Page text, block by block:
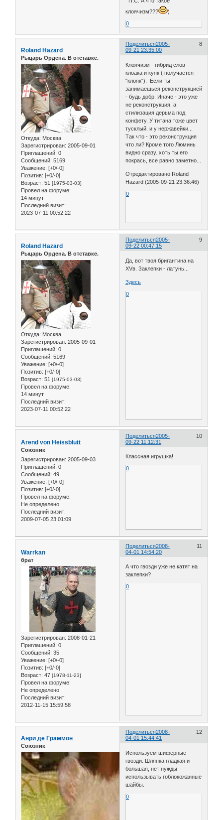
клоячизм???
)
0
Поделиться 8
2005-
09-21 23:35:00
Roland Hazard
Рыцарь Ордена. В отставке.
Откуда: Москва
Зарегистрирован: 2005-09-01
Приглашений: 0
Сообщений: 5169
Уважение: [+0/-0]
Позитив: [+0/-0]
Возраст: 51 [1975-03-03]
Провел на форуме:
14 минут
Последний визит:
2023-07-11 00:52:22
Клоячизм - гибрид слов
клоака и куяк ( получается
"клояк"). Если ты
занимаешься реконструкцией
- будь добр. Иначе - это уже
не реконструкция, а
стилизация дерьма под
конфету. У титана тоже цвет
тусклый. и у нержавейки...
Так что - это реконструкция
что ли? Кроме того Люминь
видно сразу. хоть ты его
покрась, все равно заметно...
Отредактировано Roland
Hazard (2005-09-21 23:36:46)
0
Поделиться 9
2005-
09-22 00:47:15
Roland Hazard
Рыцарь Ордена. В отставке.
Откуда: Москва
Зарегистрирован: 2005-09-01
Приглашений: 0
Сообщений: 5169
Уважение: [+0/-0]
Позитив: [+0/-0]
Возраст: 51 [1975-03-03]
Провел на форуме:
14 минут
Последний визит:
2023-07-11 00:52:22
Да, вот твоя бригантина на
XVв. Заклепки - латунь...
Здесь
0
Поделиться 10
2005-
09-22 11:12:31
Arend von Heissblutt
Союзник
Зарегистрирован: 2005-09-03
Приглашений: 0
Сообщений: 49
Уважение: [+0/-0]
Позитив: [+0/-0]
Провел на форуме:
Не определено
Последний визит:
2009-07-05 23:01:09
Классная игрушка!
0
Поделиться 11
2008-
04-01 14:54:20
Warrkan
брат
Зарегистрирован: 2008-01-21
Приглашений: 0
Сообщений: 35
Уважение: [+0/-0]
Позитив: [+0/-0]
Возраст: 47 [1978-11-23]
Провел на форуме:
Не определено
Последний визит:
2012-11-15 15:59:58
А что гвозди уже не катят на
заклепки?
0
Поделиться 12
2008-
04-01 15:44:41
Анри де Граммон
Союзник
Используем шиферные
гвозди. Шляпка гладкая и
большая, нет нужды
использывать гоблокожанные
шайбы.
0